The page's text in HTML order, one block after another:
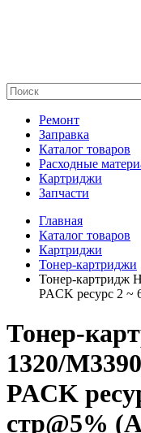
Ремонт
Заправка
Каталог товаров
Расходные
Картриджи
Запчасти
Главная
Каталог товаров
Картриджи
Тонер-картриджи
Тонер-картридж
PACK ресурс 2 ~
Тонер-
1320/
PACK
стр@5%